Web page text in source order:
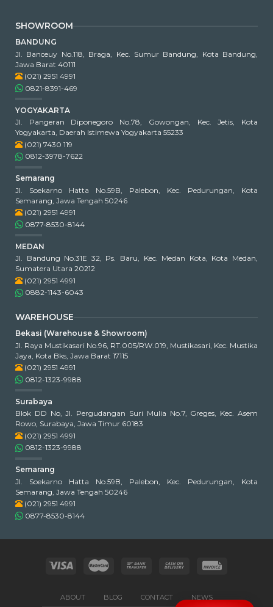
SHOWROOM
BANDUNG
Jl. Banceuy No.118, Braga, Kec. Sumur Bandung, Kota Bandung,
Jawa Barat 40111
(021) 2951 4991
0821-8391-469
YOGYAKARTA
Jl. Pangeran Diponegoro No.78, Gowongan, Kec. Jetis, Kota
Yogyakarta, Daerah Istimewa Yogyakarta 55233
(021) 7430 119
0812-3978-7622
Semarang
Jl. Soekarno Hatta No.59B, Palebon, Kec. Pedurungan, Kota
Semarang, Jawa Tengah 50246
(021) 2951 4991
0877-8530-8144
MEDAN
Jl. Bandung No.31E 32, Ps. Baru, Kec. Medan Kota, Kota Medan,
Sumatera Utara 20212
(021) 2951 4991
0882-1143-6043
WAREHOUSE
Bekasi (Warehouse & Showroom)
Jl. Raya Mustikasari No.96, RT.005/RW.019, Mustikasari, Kec. Mustika
Jaya, Kota Bks, Jawa Barat 17115
(021) 2951 4991
0812-1323-9988
Surabaya
Blok DD No, Jl. Pergudangan Suri Mulia No.7, Greges, Kec. Asem
Rowo, Surabaya, Jawa Timur 60183
(021) 2951 4991
0812-1323-9988
Semarang
Jl. Soekarno Hatta No.59B, Palebon, Kec. Pedurungan, Kota
Semarang, Jawa Tengah 50246
(021) 2951 4991
0877-8530-8144
ABOUT BLOG CONTACT NEWS